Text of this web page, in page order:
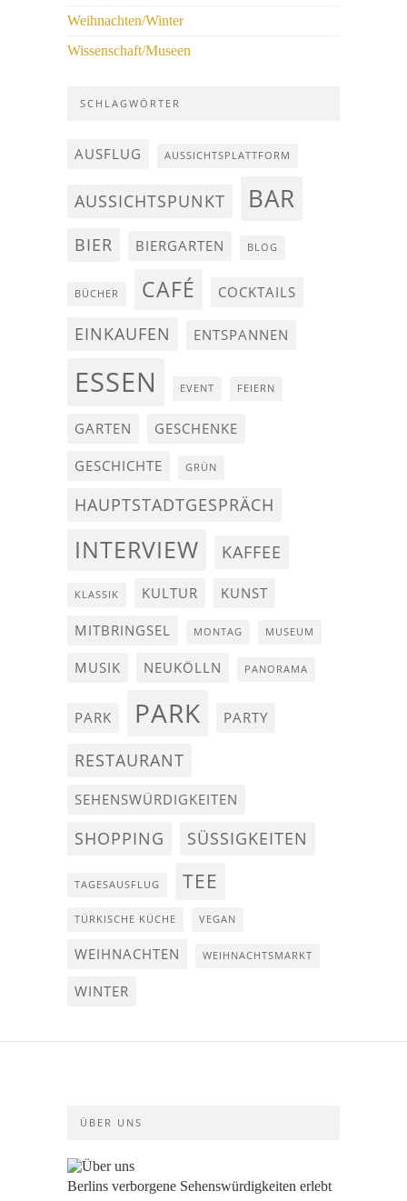
Weihnachten/Winter
Wissenschaft/Museen
SCHLAGWÖRTER
AUSFLUG AUSSICHTSPLATTFORM
AUSSICHTSPUNKT BAR
BIER BIERGARTEN BLOG
BÜCHER CAFÉ COCKTAILS
EINKAUFEN ENTSPANNEN
ESSEN EVENT FEIERN
GARTEN GESCHENKE
GESCHICHTE GRÜN
HAUPTSTADTGESPRÄCH
INTERVIEW KAFFEE
KLASSIK KULTUR KUNST
MITBRINGSEL MONTAG MUSEUM
MUSIK NEUKÖLLN PANORAMA
PARK PARK PARTY
RESTAURANT
SEHENSWÜRDIGKEITEN
SHOPPING SÜSSIGKEITEN
TAGESAUSFLUG TEE
TÜRKISCHE KÜCHE VEGAN
WEIHNACHTEN WEIHNACHTSMARKT
WINTER
ÜBER UNS
Berlins verborgene Sehenswürdigkeiten erlebt